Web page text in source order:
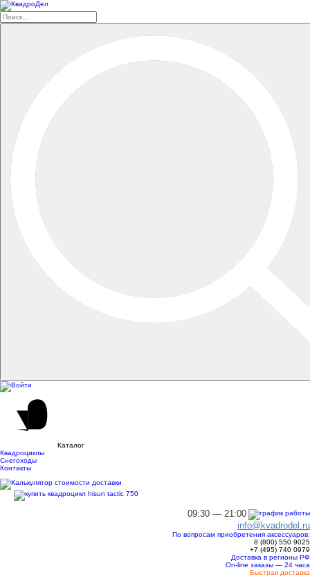
Каталог
Квадроциклы
Снегоходы
Контакты
09:30 — 21:00
info@kvadrodel.ru
По вопросам приобретения аксессуаров:
8 (800) 550 9025
+7 (495) 740 0979
Доставка в регионы РФ
On-line заказы — 24 часа
Быстрая доставка